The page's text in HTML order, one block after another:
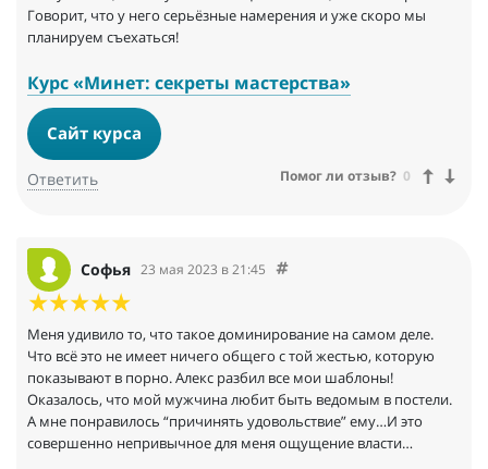
Говорит, что у него серьёзные намерения и уже скоро мы
планируем съехаться!
Курс «Минет: секреты мастерства»
Сайт курса
Ответить Помог ли отзыв? 0
Софья 23 мая 2023 в 21:45
Меня удивило то, что такое доминирование на самом деле.
Что всё это не имеет ничего общего с той жестью, которую
показывают в порно. Алекс разбил все мои шаблоны!
Оказалось, что мой мужчина любит быть ведомым в постели.
А мне понравилось “причинять удовольствие” ему…И это
совершенно непривычное для меня ощущение власти…